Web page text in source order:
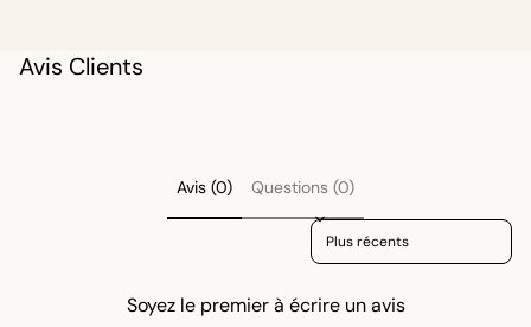
Avis Clients
Avis (0) Questions (0)
Sort reviews by
Soyez le premier à écrire un avis